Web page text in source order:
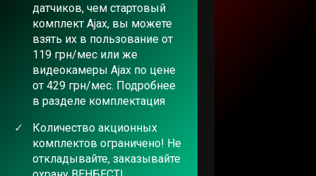
датчиков, чем стартовый
комплект Ajax, вы можете
взять их в пользование от
119 грн/мес или же
видеокамеры Ajax по цене
от 429 грн/мес. Подробнее
в разделе комплектация
Количество акционных
комплектов ограничено! Не
откладывайте, заказывайте